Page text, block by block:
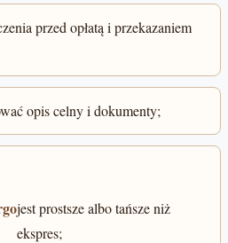
przed opłatą i przekazaniem
opis celny i dokumenty;
jest prostsze albo tańsze niż
ekspres;